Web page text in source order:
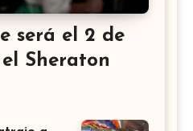
será el 2 de
Sheraton